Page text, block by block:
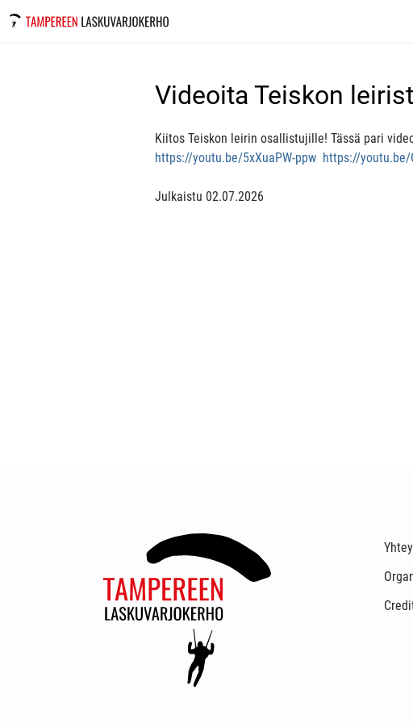
Videoita Teiskon
Kiitos Teiskon leirin osallistujille! Tässä pari
https://youtu.be/5xXuaPW-ppw https://youtu.be/
Julkaistu 02.07.2026